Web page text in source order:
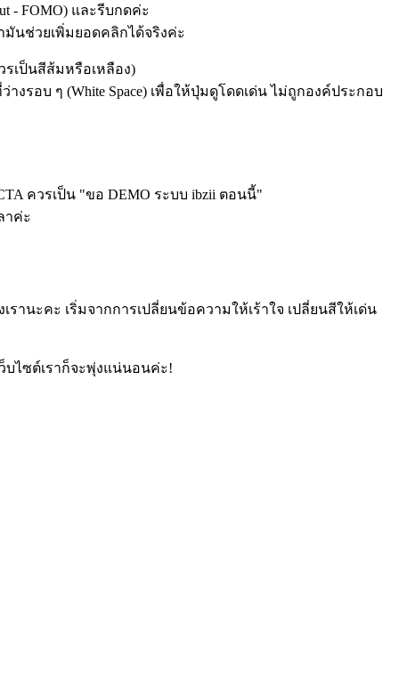
- FOMO) และรีบกดค่ะ
นช่วยเพิ่มยอดคลิกได้จริงค่ะ
เป็นสีส้มหรือเหลือง)
รอบ ๆ (White Space) เพื่อให้ปุ่มดูโดดเด่น ไม่ถูกองค์ประกอบ
ควรเป็น "ขอ DEMO ระบบ ibzii ตอนนี้"
าค่ะ
านะคะ เริ่มจากการเปลี่ยนข้อความให้เร้าใจ เปลี่ยนสีให้เด่น
ไซต์เราก็จะพุ่งแน่นอนค่ะ!